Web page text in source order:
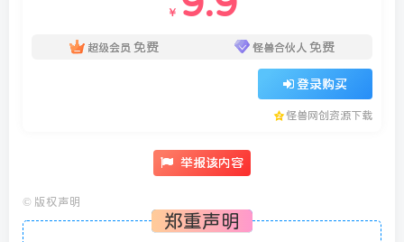
￥
超级会员 免费 怪兽合伙人 免费
登录购买
怪兽网创资源下载
举报该内容
© 版权声明
郑重声明